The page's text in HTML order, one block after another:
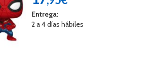
Entrega:
2 a 4 días hábiles